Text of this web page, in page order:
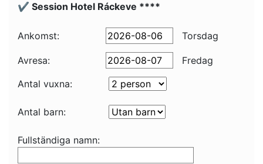
✔️ Session Hotel Ráckeve ****
Ankomst: Torsdag
Avresa:
Fredag
Antal vuxna:
Antal barn:
Fullständiga namn: